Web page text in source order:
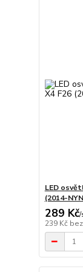
LED
(2014-
289 Kč/
239 Kč